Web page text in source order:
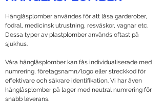
Hänglåsplomber användes för att låsa garderober,
fodral, medicinsk utrustning, resväskor, vagnar etc.
Dessa typer av plastplomber används oftast på
sjukhus.
Våra hänglåsplomber kan fås individualiserade med
numrering, företagsnamn/logo eller streckkod för
effektivare och säkrare identifikation. Vi har även
hänglåsplomber på lager med neutral numrering för
snabb leverans.